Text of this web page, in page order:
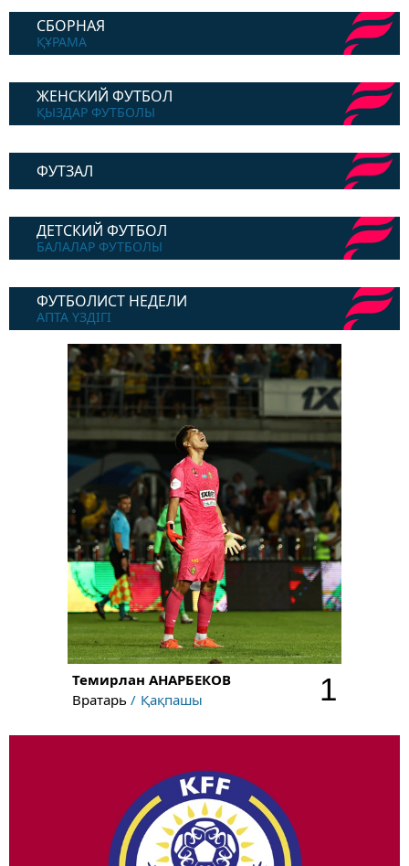
СБОРНАЯ
ҚҰРАМА
ЖЕНСКИЙ ФУТБОЛ
ҚЫЗДАР ФУТБОЛЫ
ФУТЗАЛ
ДЕТСКИЙ ФУТБОЛ
БАЛАЛАР ФУТБОЛЫ
ФУТБОЛИСТ НЕДЕЛИ
АПТА ҮЗДІГІ
Темирлан АНАРБЕКОВ
Вратарь
Қақпашы 1